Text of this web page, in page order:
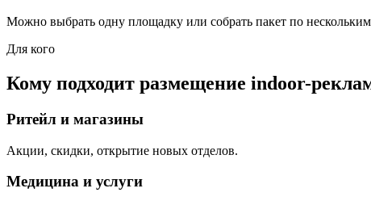
Можно выбрать одну площадку или собрать пакет по
Для кого
Кому подходит размещение indoor-
Ритейл и магазины
Акции, скидки, открытие новых отделов.
Медицина и услуги